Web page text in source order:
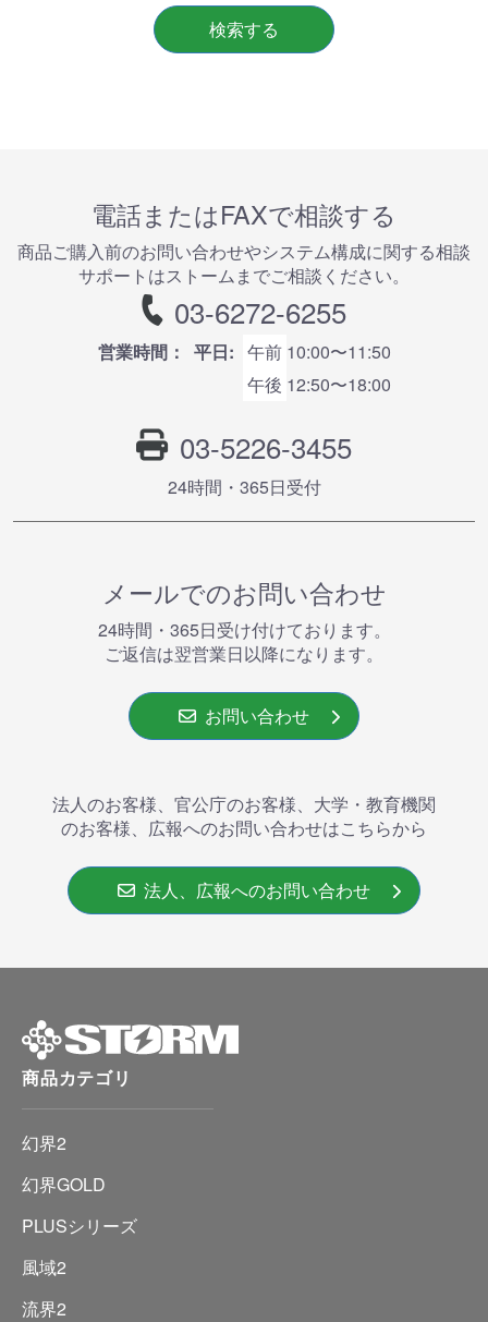
検索する
電話またはFAXで相談する
商品ご購⼊前のお問い合わせやシステム構成に関する相談
サポートはストームまでご相談ください。
03-6272-6255
営業時間： 平日: 午前 10:00〜11:50
午後 12:50〜18:00
03-5226-3455
24時間・365⽇受付
メールでのお問い合わせ
24時間・365⽇受け付けております。
ご返信は翌営業⽇以降になります。
お問い合わせ
法人のお客様、官公庁のお客様、大学・教育機関
のお客様、広報へのお問い合わせはこちらから
法人、広報へのお問い合わせ
商品カテゴリ
幻界2
幻界GOLD
PLUSシリーズ
風域2
流界2